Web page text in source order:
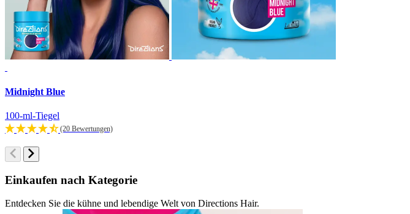
Midnight Blue
100-ml-Tiegel
(20 Bewertungen)
Einkaufen nach Kategorie
Entdecken Sie die kühne und lebendige Welt von Directions Hair.